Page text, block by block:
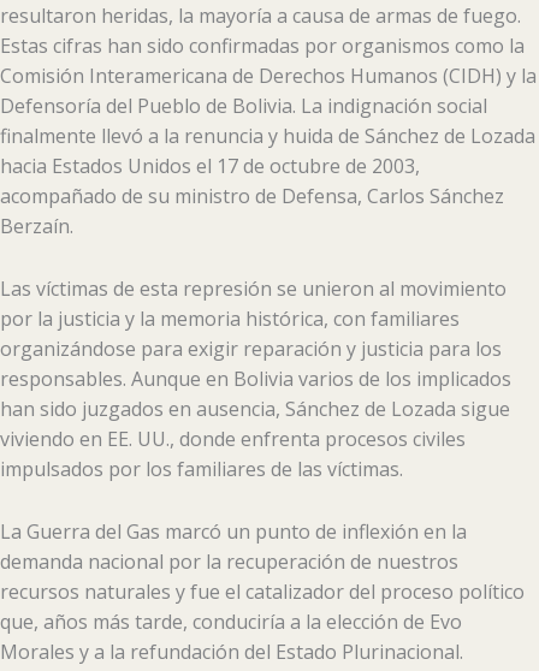
resultaron heridas, la mayoría a causa de armas de fuego.
Estas cifras han sido confirmadas por organismos como la
Comisión Interamericana de Derechos Humanos (CIDH) y la
Defensoría del Pueblo de Bolivia. La indignación social
finalmente llevó a la renuncia y huida de Sánchez de Lozada
hacia Estados Unidos el 17 de octubre de 2003,
acompañado de su ministro de Defensa, Carlos Sánchez
Berzaín.
Las víctimas de esta represión se unieron al movimiento
por la justicia y la memoria histórica, con familiares
organizándose para exigir reparación y justicia para los
responsables. Aunque en Bolivia varios de los implicados
han sido juzgados en ausencia, Sánchez de Lozada sigue
viviendo en EE. UU., donde enfrenta procesos civiles
impulsados por los familiares de las víctimas.
La Guerra del Gas marcó un punto de inflexión en la
demanda nacional por la recuperación de nuestros
recursos naturales y fue el catalizador del proceso político
que, años más tarde, conduciría a la elección de Evo
Morales y a la refundación del Estado Plurinacional.